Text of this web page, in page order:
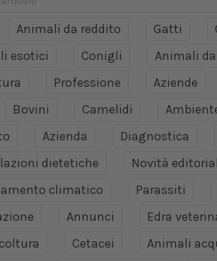
Animali da reddito Gatti
esotici
Conigli Animali
Professione Aziende
Bovini Camelidi
Azienda Diagnostica
dietetiche
Novità
climatico
Parassiti
Annunci Edra
Cetacei Animali